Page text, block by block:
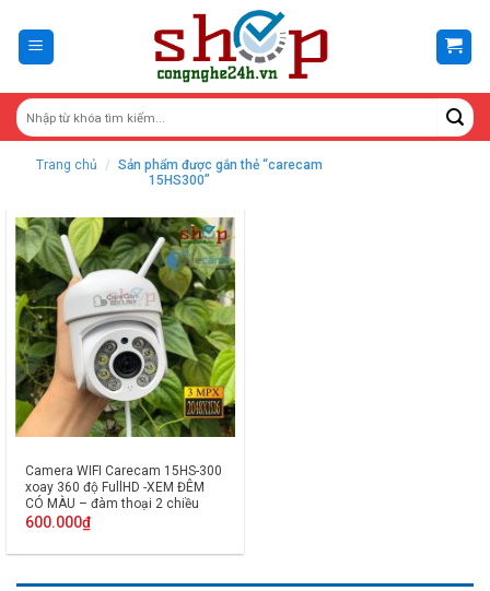
content
Trang chủ / Sản phẩm được gắn thẻ “carecam
15HS300”
Camera WIFI Carecam 15HS-300
xoay 360 độ FullHD -XEM ĐÊM
CÓ MÀU – đàm thoại 2 chiều
600.000₫